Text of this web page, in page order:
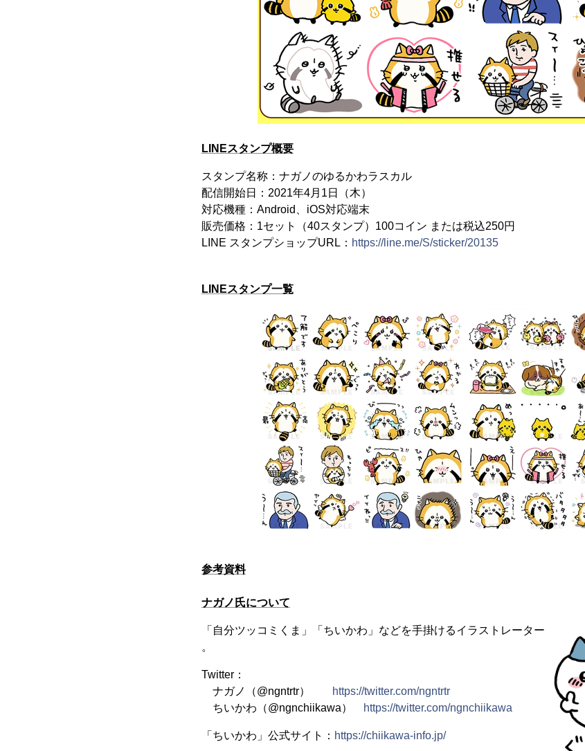
LINEスタンプ概要
スタンプ名称：ナガノのゆるかわラスカル
配信開始日：2021年4月1日（木）
対応機種：Android、iOS対応端末
販売価格：1セット（40スタンプ）100コイン または税込250円
LINE スタンプショップURL： https://line.me/S/sticker/20135
LINEスタンプ一覧
参考資料
ナガノ氏について
「自分ツッコミくま」「ちいかわ」などを手掛けるイラストレーター
。
Twitter：
ナガノ（@ngntrtr）
https://twitter.com/ngntrtr
ちいかわ（@ngnchiikawa）
https://twitter.com/ngnchiikawa
「ちいかわ」公式サイト： https://chiikawa-info.jp/